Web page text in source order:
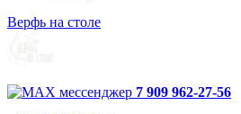
Верфь на столе
7 909 962-27-56